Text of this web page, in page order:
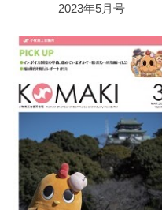
2023年5月号